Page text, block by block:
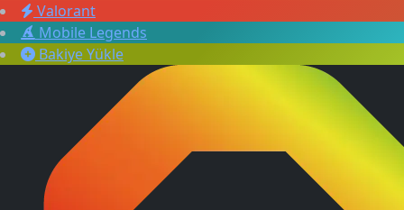
Valorant
Mobile Legends
Bakiye Yükle